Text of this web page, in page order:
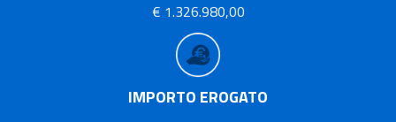
€ 1.326.980,00
IMPORTO EROGATO